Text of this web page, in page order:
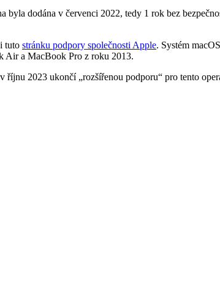
byla dodána v červenci 2022, tedy 1 rok bez
tuto stránku podpory společnosti Apple. Systém
Air a MacBook Pro z roku 2013.
2023 ukončí „rozšířenou podporu“ pro tento